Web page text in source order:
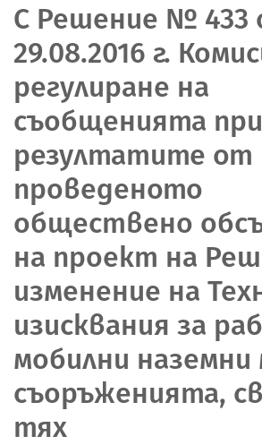
С Решение № 433
29.08.2016 г.
регулиране на
съобщенията
резултатите от
проведеното
обществено
на проект на
изменение на
изисквания за
мобилни
съоръженията,
тях